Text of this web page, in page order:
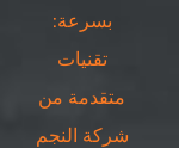
بسرعة:
تقنيات
متقدمة من
شركة النجم